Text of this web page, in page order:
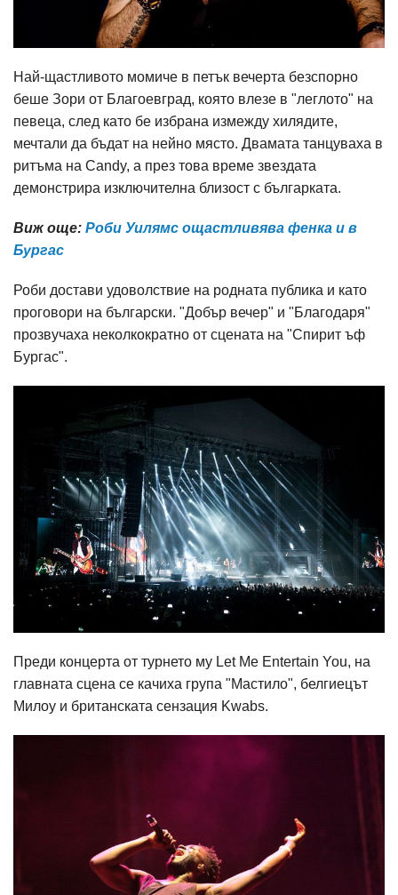
Най-щастливото момиче в петък вечерта безспорно
беше Зори от Благоевград, която влезе в "леглото" на
певеца, след като бе избрана измежду хилядите,
мечтали да бъдат на нейно място. Двамата танцуваха в
ритъма на Candy, а през това време звездата
демонстрира изключителна близост с българката.
Виж още: Роби Уилямс ощастливява фенка и в
Бургас
Роби достави удоволствие на родната публика и като
проговори на български. "Добър вечер" и "Благодаря"
прозвучаха неколкократно от сцената на "Спирит ъф
Бургас".
Преди концерта от турнето му Let Me Entertain You, на
главната сцена се качиха група "Мастило", белгиецът
Милоу и британската сензация Kwabs.